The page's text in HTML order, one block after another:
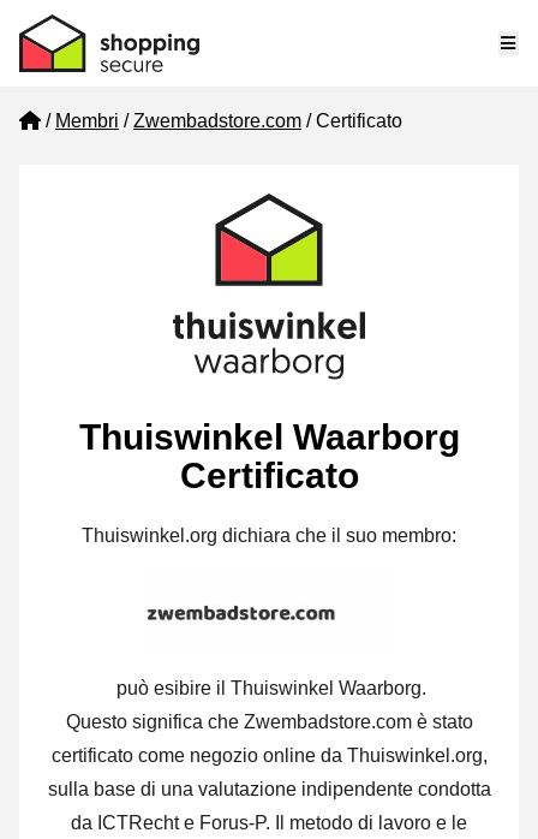
Home
Membri Zwembadstore.com Certificato
Thuiswinkel Waarborg
Certificato
Thuiswinkel.org dichiara che il suo membro:
può esibire il Thuiswinkel Waarborg.
Questo significa che Zwembadstore.com è stato
certificato come negozio online da Thuiswinkel.org,
sulla base di una valutazione indipendente condotta
da ICTRecht e Forus-P. Il metodo di lavoro e le